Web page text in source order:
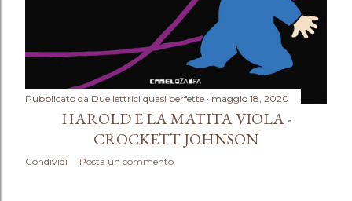
Pubblicato da Due lettrici quasi perfette maggio 18, 2020
HAROLD E LA MATITA VIOLA -
CROCKETT JOHNSON
Condividi Posta un commento